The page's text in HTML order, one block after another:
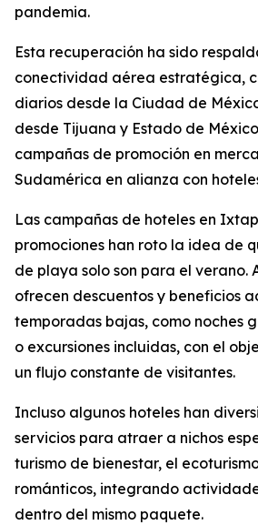
pandemia.
Esta recuperación ha sido
conectividad aérea estratégica,
diarios desde la Ciudad de
desde Tijuana y Estado de
campañas de promoción en
Sudamérica en alianza con
Las campañas de hoteles en
promociones han roto la idea de
de playa solo son para el verano.
ofrecen descuentos y beneficios
temporadas bajas, como noches
o excursiones incluidas, con el
un flujo constante de visitantes.
Incluso algunos hoteles han
servicios para atraer a nichos
turismo de bienestar, el
románticos, integrando
dentro del mismo paquete.